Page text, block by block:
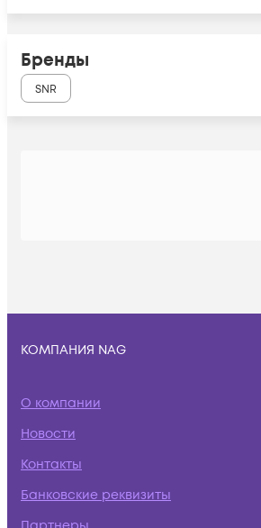
Бренды
SNR
КОМПАНИЯ NAG
О компании
Новости
Контакты
Банковские реквизиты